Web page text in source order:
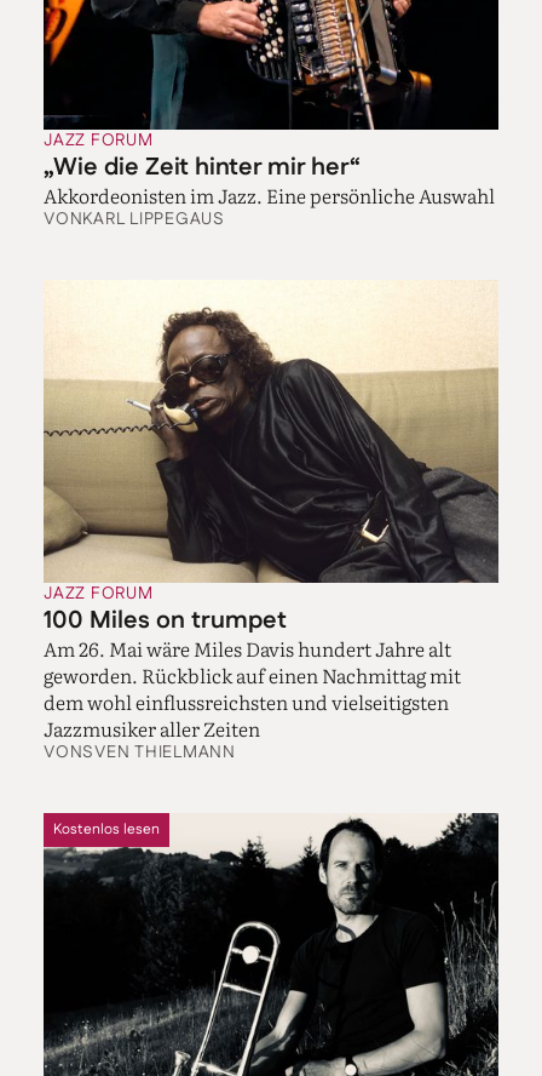
JAZZ FORUM
„Wie die Zeit hinter mir her“
Akkordeonisten im Jazz. Eine persönliche Auswahl
VONKARL LIPPEGAUS
JAZZ FORUM
100 Miles on trumpet
Am 26. Mai wäre Miles Davis hundert Jahre alt
geworden. Rückblick auf einen Nachmittag mit
dem wohl einflussreichsten und vielseitigsten
Jazzmusiker aller Zeiten
VONSVEN THIELMANN
Kostenlos lesen